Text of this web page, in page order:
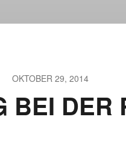
OKTOBER 29, 2014
BEI DER